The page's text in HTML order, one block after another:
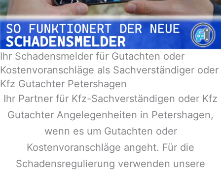
Ihr Schadensmelder für Gutachten oder
Kostenvoranschläge als Sachverständiger oder
Kfz Gutachter Petershagen
Ihr Partner für Kfz-Sachverständigen oder Kfz
Gutachter Angelegenheiten in Petershagen,
wenn es um Gutachten oder
Kostenvoranschläge angeht. Für die
Schadensregulierung verwenden unsere